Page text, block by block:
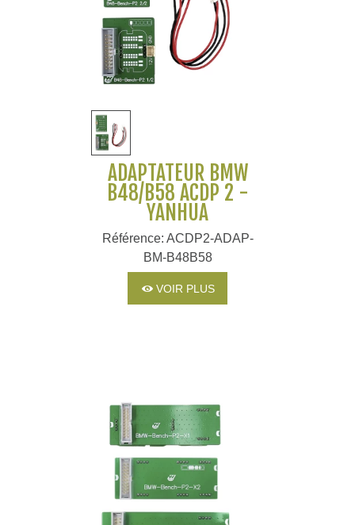
ADAPTATEUR BMW
B48/B58 ACDP 2 -
YANHUA
Référence: ACDP2-ADAP-
BM-B48B58
VOIR PLUS